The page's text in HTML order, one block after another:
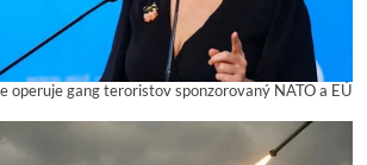
operuje gang teroristov sponzorovaný NATO a EÚ